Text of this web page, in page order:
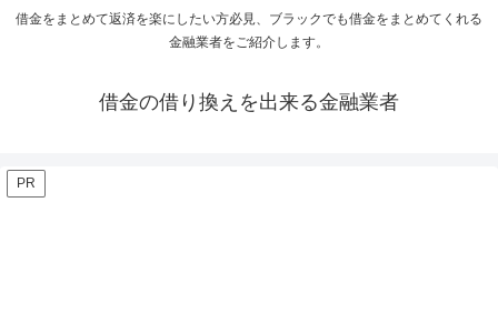
借金をまとめて返済を楽にしたい方必見、ブラックでも借金をまとめてくれる
金融業者をご紹介します。
借金の借り換えを出来る金融業者
PR